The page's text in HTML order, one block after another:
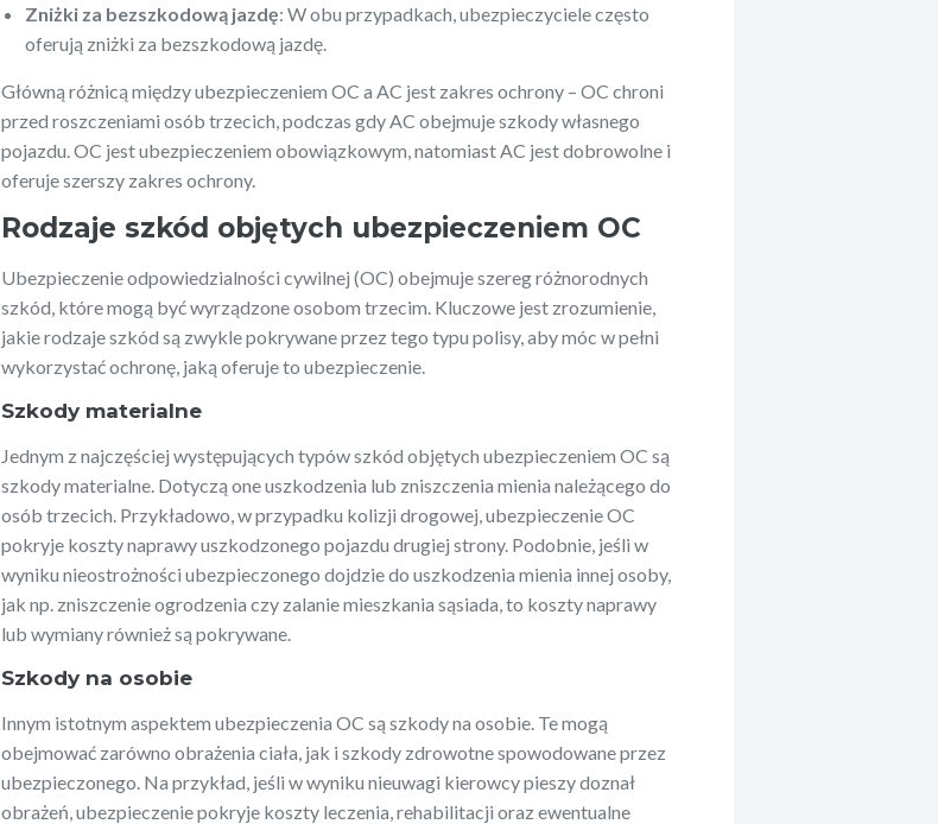
Zniżki za bezszkodową jazdę: W obu przypadkach, ubezpieczyciele często
oferują zniżki za bezszkodową jazdę.
Główną różnicą między ubezpieczeniem OC a AC jest zakres ochrony – OC chroni
przed roszczeniami osób trzecich, podczas gdy AC obejmuje szkody własnego
pojazdu. OC jest ubezpieczeniem obowiązkowym, natomiast AC jest dobrowolne i
oferuje szerszy zakres ochrony.
Rodzaje szkód objętych ubezpieczeniem OC
Ubezpieczenie odpowiedzialności cywilnej (OC) obejmuje szereg różnorodnych
szkód, które mogą być wyrządzone osobom trzecim. Kluczowe jest zrozumienie,
jakie rodzaje szkód są zwykle pokrywane przez tego typu polisy, aby móc w pełni
wykorzystać ochronę, jaką oferuje to ubezpieczenie.
Szkody materialne
Jednym z najczęściej występujących typów szkód objętych ubezpieczeniem OC są
szkody materialne. Dotyczą one uszkodzenia lub zniszczenia mienia należącego do
osób trzecich. Przykładowo, w przypadku kolizji drogowej, ubezpieczenie OC
pokryje koszty naprawy uszkodzonego pojazdu drugiej strony. Podobnie, jeśli w
wyniku nieostrożności ubezpieczonego dojdzie do uszkodzenia mienia innej osoby,
jak np. zniszczenie ogrodzenia czy zalanie mieszkania sąsiada, to koszty naprawy
lub wymiany również są pokrywane.
Szkody na osobie
Innym istotnym aspektem ubezpieczenia OC są szkody na osobie. Te mogą
obejmować zarówno obrażenia ciała, jak i szkody zdrowotne spowodowane przez
ubezpieczonego. Na przykład, jeśli w wyniku nieuwagi kierowcy pieszy doznał
obrażeń, ubezpieczenie pokryje koszty leczenia, rehabilitacji oraz ewentualne